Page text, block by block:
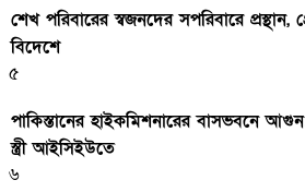
শেখ পরিবারের স্বজনদের সপরিবারে প্রস্থান,
বিদেশে
৫
পাকিস্তানের হাইকমিশনারের বাসভবনে
স্ত্রী আইসিইউতে
৬